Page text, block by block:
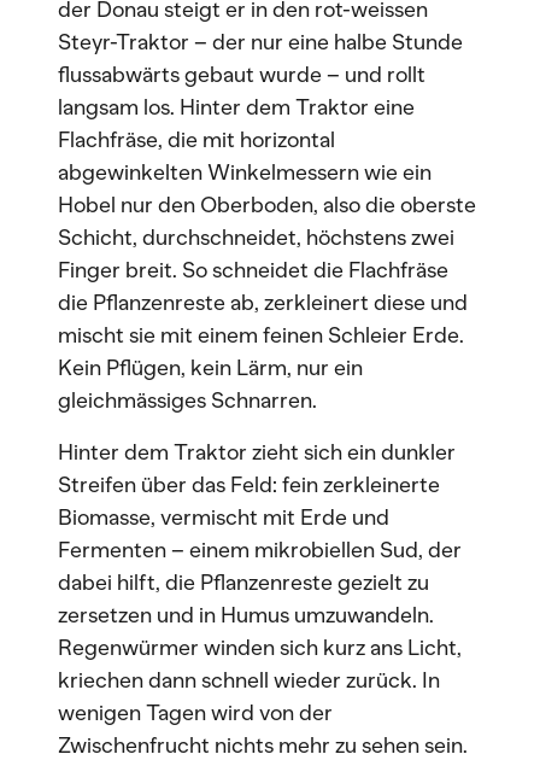
der Donau steigt er in den rot-weissen
Steyr-Traktor – der nur eine halbe Stunde
flussabwärts gebaut wurde – und rollt
langsam los. Hinter dem Traktor eine
Flachfräse, die mit horizontal
abgewinkelten Winkelmessern wie ein
Hobel nur den Oberboden, also die oberste
Schicht, durchschneidet, höchstens zwei
Finger breit. So schneidet die Flachfräse
die Pflanzenreste ab, zerkleinert diese und
mischt sie mit einem feinen Schleier Erde.
Kein Pflügen, kein Lärm, nur ein
gleichmässiges Schnarren.
Hinter dem Traktor zieht sich ein dunkler
Streifen über das Feld: fein zerkleinerte
Biomasse, vermischt mit Erde und
Fermenten – einem mikrobiellen Sud, der
dabei hilft, die Pflanzenreste gezielt zu
zersetzen und in Humus umzuwandeln.
Regenwürmer winden sich kurz ans Licht,
kriechen dann schnell wieder zurück. In
wenigen Tagen wird von der
Zwischenfrucht nichts mehr zu sehen sein.